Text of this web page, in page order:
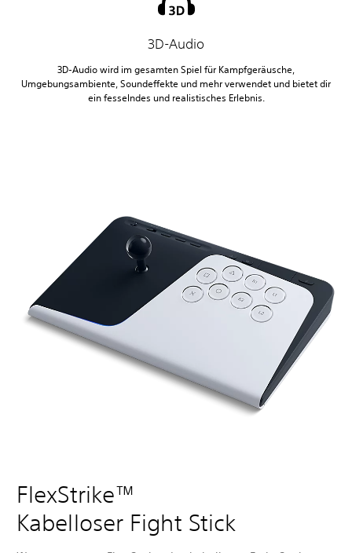
3D-Audio
3D-Audio wird im gesamten Spiel für Kampfgeräusche,
Umgebungsambiente, Soundeffekte und mehr verwendet und bietet dir
ein fesselndes und realistisches Erlebnis.
FlexStrike™
Kabelloser Fight Stick